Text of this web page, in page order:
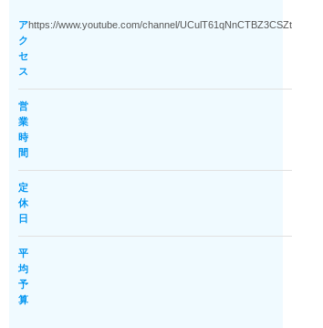
ア
ク
セ
ス
https://www.youtube.com/channel/UCulT61qNnCTBZ3CSZtUCbIQ
営
業
時
間
定
休
日
平
均
予
算